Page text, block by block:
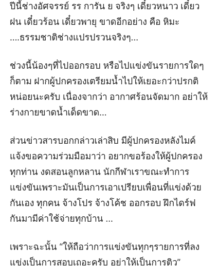
ปีนี้ช่างอัศจรรย์ รร การัน ย จริงๆ เดี๋ยวหนาว เดี๋ยว
ฝน เดี๋ยวร้อน เดี๋ยวพายุ ขาดอีกอย่าง คือ หิมะ
….ธรรมชาติช่างแปรปรวนจริงๆ…
ช่วงนี้น้องๆที่ไปออกรอบ หรือไปแข่งขันรายการใดๆ
ก็ตาม ฝากผู้ปกครองเตรียมน้ำไปให้เยอะกว่าปรกติ
หน่อยนะครับ เนื่องจากว่า อากาศร้อนจัดมาก อย่าให้
ร่างกายขาดน้ำเด็ดขาด…
ส่วนข่าวสารบอกกล่าวเล่าสิบ มีผู้ปกครองหลังไมค์
แจ้งขอความร่วมมือมาว่า อยากขอร้องให้ผู้ปกครอง
ทุกท่าน งดสอนลูกหลาน นักกีฬาเราขณะทำการ
แข่งขันเพราะมันเป็นการเอาเปรียบเพื่อนที่แข่งด้วย
กันเอง ทุกคน จ้างโปร จ้างโค้ช ออกรอบ ฝึกไดร์ฟ
กันมามีค่าใช้จ่ายทุกบ้าน …
เพราะฉะนั้น “ให้ถือว่าการแข่งขันทุกๆรายการที่ลง
แข่งเป็นการสอบเถอะครับ อย่าให้เป็นการติว”